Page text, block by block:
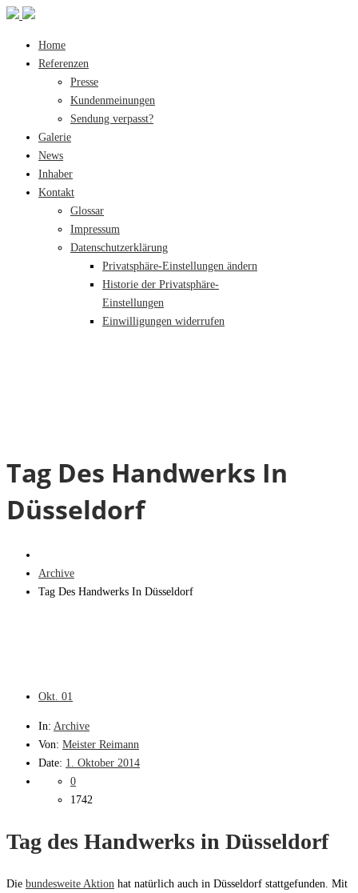
Home
Referenzen
Presse
Kundenmeinungen
Sendung verpasst?
Galerie
News
Inhaber
Kontakt
Glossar
Impressum
Datenschutzerklärung
Privatsphäre-Einstellungen ändern
Historie der Privatsphäre-
Einstellungen
Einwilligungen widerrufen
Tag Des Handwerks In
Düsseldorf
Archive
Tag Des Handwerks In Düsseldorf
Okt. 01
In: Archive
Von: Meister Reimann
Date: 1. Oktober 2014
0
1742
Tag des Handwerks in Düsseldorf
Die bundesweite Aktion hat natürlich auch in Düsseldorf stattgefunden. Mit